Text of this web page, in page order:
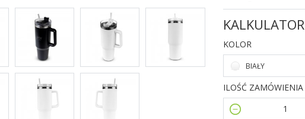
KALKULATOR
KOLOR
BIAŁY
ILOŚĆ ZAMÓWIENIA